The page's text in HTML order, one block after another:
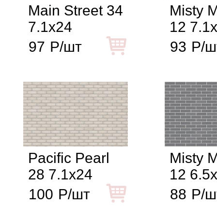
Main Street 34
7.1x24
97 Р/шт
Misty
12
93 Р/
Pacific Pearl
28 7.1x24
100 Р/шт
Misty
12
88 Р/